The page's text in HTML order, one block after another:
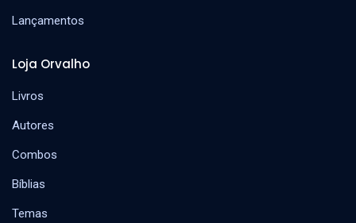
Loja Orvalho
Livros
Autores
Combos
Bíblias
Temas
Lançamentos